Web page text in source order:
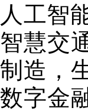
人工智
智慧交
制造，
数字金